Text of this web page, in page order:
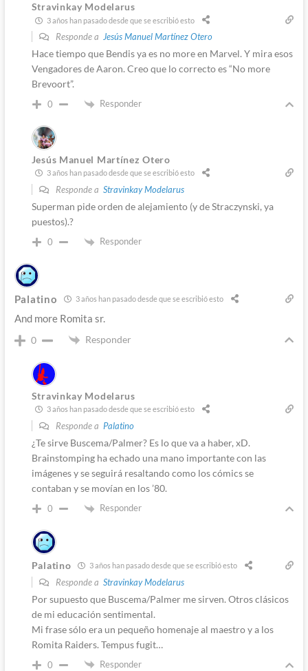
Stravinkay Modelarus
3 años han pasado desde que se escribió esto
Responde a Jesús Manuel Martínez Otero
Hace tiempo que Bendis ya es no more en Marvel. Y mira esos
Vengadores de Aaron. Creo que lo correcto es “No more
Brevoort”.
0 Responder
Jesús Manuel Martínez Otero
3 años han pasado desde que se escribió esto
Responde a Stravinkay Modelarus
Superman pide orden de alejamiento (y de Straczynski, ya
puestos).?
0 Responder
Palatino 3 años han pasado desde que se escribió esto
And more Romita sr.
0 Responder
Stravinkay Modelarus
3 años han pasado desde que se escribió esto
Responde a Palatino
¿Te sirve Buscema/Palmer? Es lo que va a haber, xD.
Brainstomping ha echado una mano importante con las
imágenes y se seguirá resaltando como los cómics se
contaban y se movían en los ’80.
0 Responder
Palatino 3 años han pasado desde que se escribió esto
Responde a Stravinkay Modelarus
Por supuesto que Buscema/Palmer me sirven. Otros clásicos
de mi educación sentimental.
Mi frase sólo era un pequeño homenaje al maestro y a los
Romita Raiders. Tempus fugit…
0 Responder